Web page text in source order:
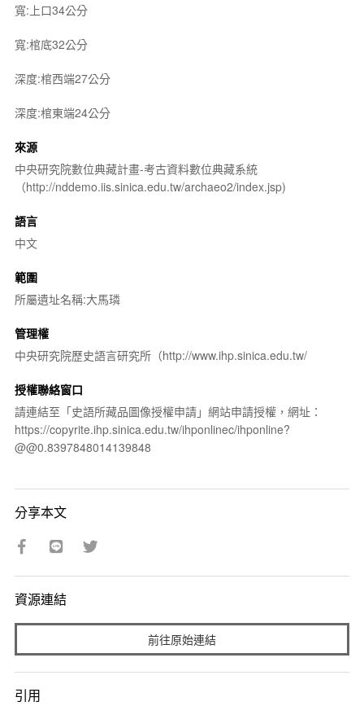
寬:上口34公分
寬:棺底32公分
深度:棺西端27公分
深度:棺東端24公分
來源
中央研究院數位典藏計畫-考古資料數位典藏系統
（http://nddemo.iis.sinica.edu.tw/archaeo2/index.jsp)
語言
中文
範圍
所屬遺址名稱:大馬璘
管理權
中央研究院歷史語言研究所（http://www.ihp.sinica.edu.tw/
授權聯絡窗口
請連結至「史語所藏品圖像授權申請」網站申請授權，網址：
https://copyrite.ihp.sinica.edu.tw/ihponlinec/ihponline?
@@0.8397848014139848
分享本文
資源連結
前往原始連結
引用